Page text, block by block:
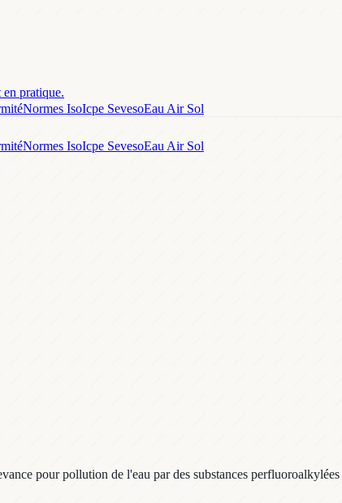
pratique.
Normes IsoIcpe SevesoEau Air Sol
Normes IsoIcpe SevesoEau Air Sol
pour pollution de l'eau par des substances